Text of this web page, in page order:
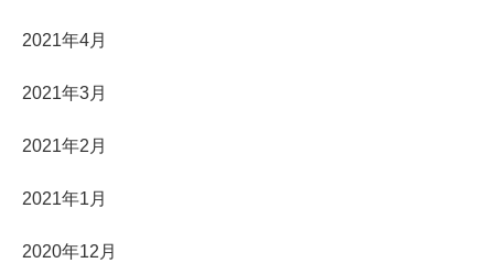
2021年4月
2021年3月
2021年2月
2021年1月
2020年12月